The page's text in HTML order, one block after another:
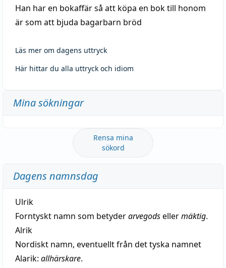
Han har en bokaffär så att köpa en bok till honom
är som att bjuda bagarbarn bröd
Läs mer om dagens uttryck
Här hittar du alla uttryck och idiom
Mina sökningar
Rensa mina
sökord
Dagens namnsdag
Ulrik
Forntyskt namn som betyderarvegodsellermäktig.
Alrik
Nordiskt namn, eventuellt från det tyska namnet
Alarik: allhärskare.